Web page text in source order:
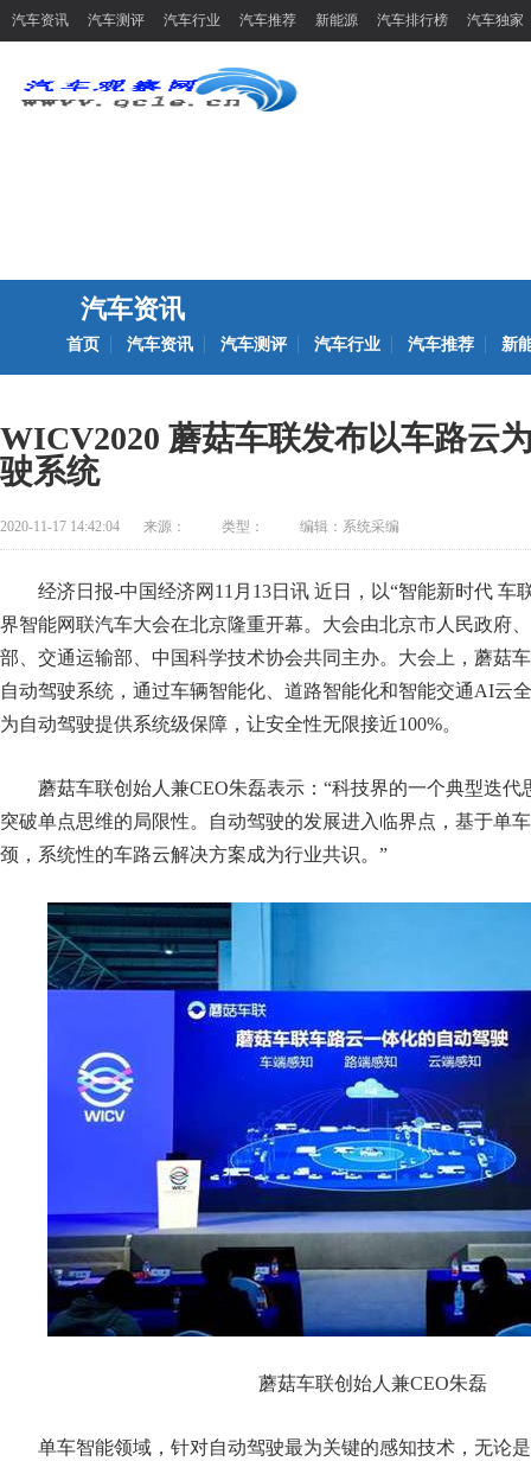
汽车资讯 汽车测评 汽车行业 汽车推荐 新能源 汽车排行榜 汽车独家
汽车资讯
首页 汽车资讯 汽车测评 汽车行业 汽车推荐 新
WICV2020 蘑菇车联发布以车路云
驶系统
2020-11-17 14:42:04 来源： 类型： 编辑：系统采编
经济日报-中国经济网11月13日讯 近日，以“智能新时代 车
界智能网联汽车大会在北京隆重开幕。大会由北京市人民政府
部、交通运输部、中国科学技术协会共同主办。大会上，蘑菇
自动驾驶系统，通过车辆智能化、道路智能化和智能交通AI云
为自动驾驶提供系统级保障，让安全性无限接近100%。
蘑菇车联创始人兼CEO朱磊表示：“科技界的一个典型迭代
突破单点思维的局限性。自动驾驶的发展进入临界点，基于单
颈，系统性的车路云解决方案成为行业共识。”
蘑菇车联创始人兼CEO朱磊
单车智能领域，针对自动驾驶最为关键的感知技术，无论是